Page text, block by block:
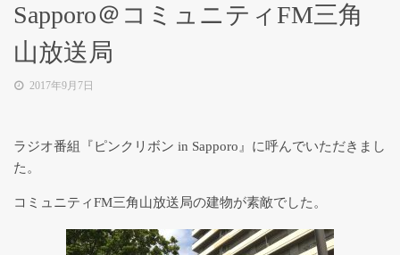
ベートレッスンに応えるオンライ
発達・教育カウンセリング
Sapporo＠コミュニティFM三角
山放送局
2017年9月7日
ラジオ番組『ピンクリボン in Sapporo』に呼んでいただきまし
た。
コミュニティFM三角山放送局の建物が素敵でした。